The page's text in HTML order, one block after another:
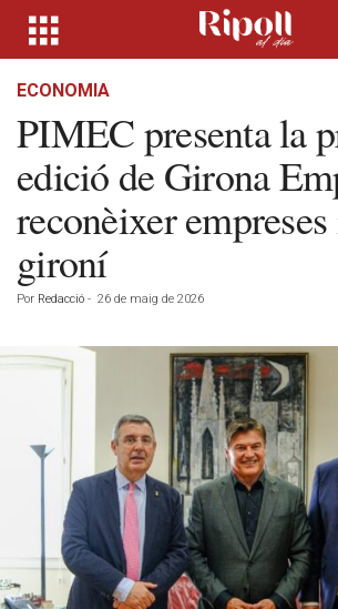
ECONOMIA
PIMEC presenta la
edició de Girona
reconèixer
gironí
Por Redacció - 26 de maig de 2026